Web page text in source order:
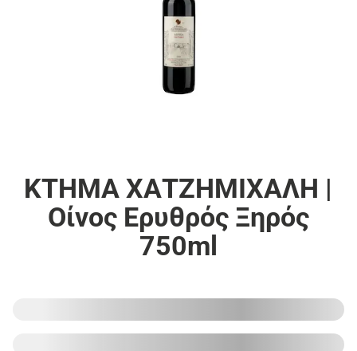
ΚΤΗΜΑ ΧΑΤΖΗΜΙΧΑΛΗ |
Οίνος Ερυθρός Ξηρός
750ml